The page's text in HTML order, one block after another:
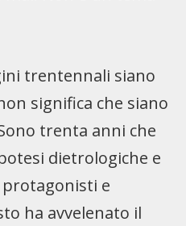
trentennali siano
significa che siano
trenta anni che
dietrologiche e
e
ha avvelenato il